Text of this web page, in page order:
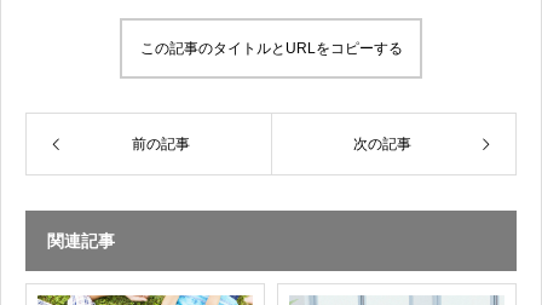
この記事のタイトルとURLをコピーする
前の記事 次の記事
関連記事